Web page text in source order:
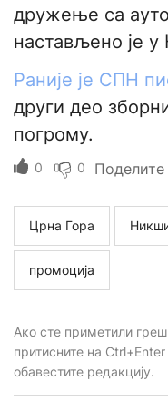
дружење са
настављено је
Раније је СПН
други део
погрому.
0 0 Поделите
Црна Гора
промоција
Ако сте приметили
притисните на
обавестите редакцију.